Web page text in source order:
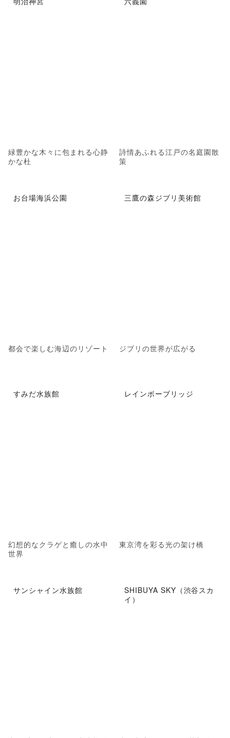
緑豊かな木々に包まれる心静
かな杜
詩情あふれる江戸の名庭園散
策
お台場海浜公園
都会で楽しむ海辺のリゾート
三鷹の森ジブリ美術館
ジブリの世界が広がる
すみだ水族館
幻想的なクラゲと癒しの水中
世界
レインボーブリッジ
東京湾を彩る光の架け橋
サンシャイン水族館
SHIBUYA SKY（渋谷スカ
イ）